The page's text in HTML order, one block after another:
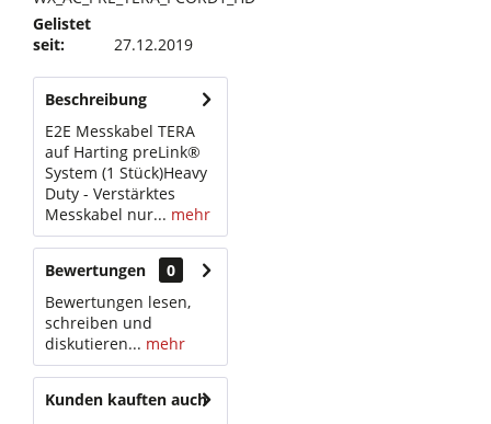
Gelistet
seit:
27.12.2019
Beschreibung
E2E Messkabel TERA
auf Harting preLink®
System (1 Stück)Heavy
Duty - Verstärktes
Messkabel nur... mehr
Bewertungen
0
Bewertungen lesen,
schreiben und
diskutieren... mehr
Kunden kauften auch